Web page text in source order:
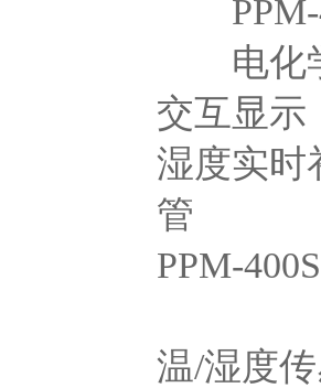
电化学
交互显示
湿度实时
管
PPM-
温/湿度